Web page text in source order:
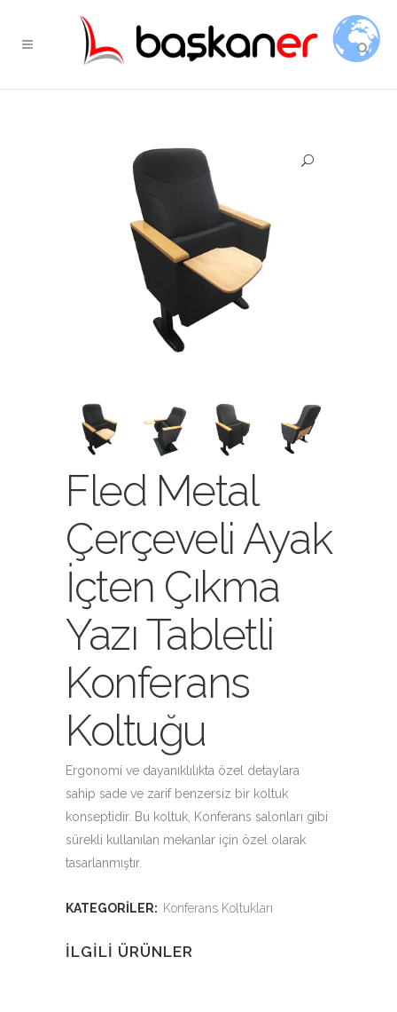
Fled Metal
Çerçeveli Ayak
İçten Çıkma
Yazı Tabletli
Konferans
Koltuğu
Ergonomi ve dayanıklılıkta özel detaylara
sahip sade ve zarif benzersiz bir koltuk
konseptidir. Bu koltuk, Konferans salonları gibi
sürekli kullanılan mekanlar için özel olarak
tasarlanmıştır.
KATEGORILER: Konferans Koltukları
İLGILI ÜRÜNLER